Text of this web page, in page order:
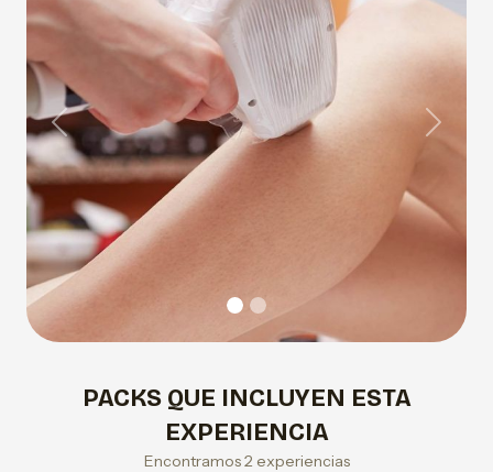
Previous Next
PACKS QUE INCLUYEN ESTA
EXPERIENCIA
Encontramos 2 experiencias